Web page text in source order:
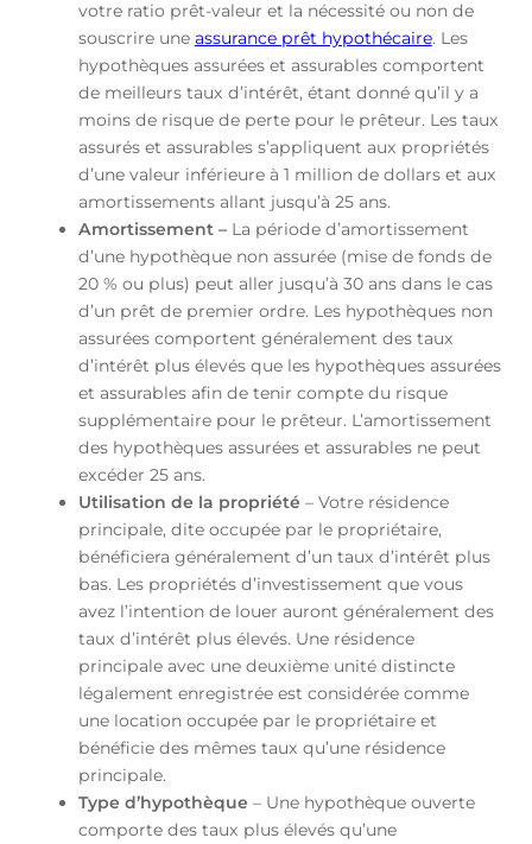
votre ratio prêt-valeur et la nécessité ou non de
souscrire une assurance prêt hypothécaire. Les
hypothèques assurées et assurables comportent
de meilleurs taux d’intérêt, étant donné qu’il y a
moins de risque de perte pour le prêteur. Les taux
assurés et assurables s’appliquent aux propriétés
d’une valeur inférieure à 1 million de dollars et aux
amortissements allant jusqu’à 25 ans.
Amortissement – La période d’amortissement
d’une hypothèque non assurée (mise de fonds de
20 % ou plus) peut aller jusqu’à 30 ans dans le cas
d’un prêt de premier ordre. Les hypothèques non
assurées comportent généralement des taux
d’intérêt plus élevés que les hypothèques assurées
et assurables afin de tenir compte du risque
supplémentaire pour le prêteur. L’amortissement
des hypothèques assurées et assurables ne peut
excéder 25 ans.
Utilisation de la propriété – Votre résidence
principale, dite occupée par le propriétaire,
bénéficiera généralement d’un taux d’intérêt plus
bas. Les propriétés d’investissement que vous
avez l’intention de louer auront généralement des
taux d’intérêt plus élevés. Une résidence
principale avec une deuxième unité distincte
légalement enregistrée est considérée comme
une location occupée par le propriétaire et
bénéficie des mêmes taux qu’une résidence
principale.
Type d’hypothèque – Une hypothèque ouverte
comporte des taux plus élevés qu’une